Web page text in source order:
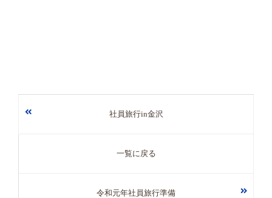
社員旅行in金沢
一覧に戻る
令和元年社員旅行準備